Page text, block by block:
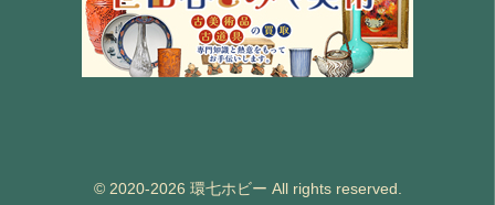
© 2020-2026 環七ホビー All rights reserved.